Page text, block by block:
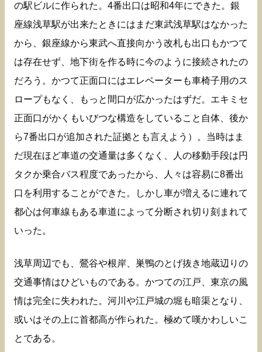
の駅ビルに作られた。4番出口は昭和4年にできた。銀
座線浅草駅が出来たときにはまだ東武浅草駅はなかった
から、銀座線から東武へ直接向かう改札も出口もかつて
は存在せず、地下街を作る時に今のように接続されたの
だろう。かつて正面口にはエレベーターも車椅子用のス
ロープもなく、もっと間口が広かったはずだ。エキミセ
正面口がかくもいびつな構造をしていること自体、後か
ら7番出口が追加された証拠とも言えよう）。当時はま
だ現在ほど車道の交通量は多くなく、人の移動手段は円
タクか乗合バス程度であったから、人々は容易に8番出
口を利用することができた。しかし車が増えるに連れて
都心は何車線もある車道によって分断され切り刻まれて
いった。
浅草周辺でも、鶯谷や根岸、巣鴨のとげ抜き地蔵辺りの
交通事情はひどいものである。かつての江戸、東京の風
情は完全に失われた。河川や江戸城の堀も暗渠となり、
或いはその上に首都高が作られた。極めて嘆かわしいこ
とである。